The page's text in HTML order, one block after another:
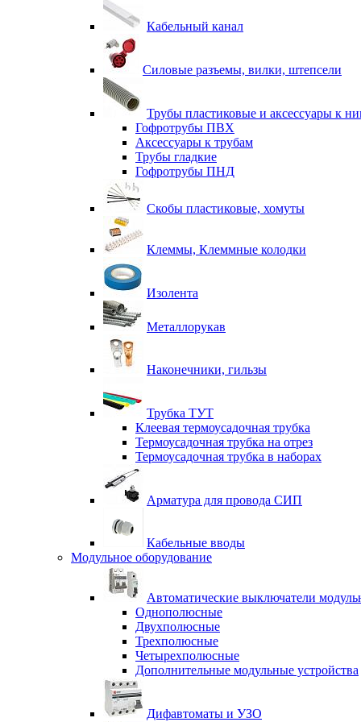
Кабельный канал
Силовые разъемы, вилки, штепсели
Трубы пластиковые и аксессуары к
Гофротрубы ПВХ
Аксессуары к трубам
Трубы гладкие
Гофротрубы ПНД
Скобы пластиковые, хомуты
Клеммы, Клеммные колодки
Изолента
Металлорукав
Наконечники, гильзы
Трубка ТУТ
Клеевая термоусадочная трубка
Термоусадочная трубка на отрез
Термоусадочная трубка в наборах
Арматура для провода СИП
Кабельные вводы
Модульное оборудование
Автоматические выключатели
Однополюсные
Двухполюсные
Трехполюсные
Четырехполюсные
Дополнительные модульные устройства
Дифавтоматы и УЗО